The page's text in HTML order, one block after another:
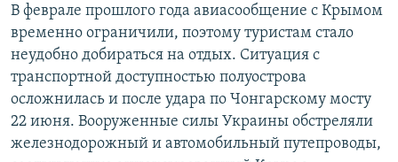
В феврале прошлого года авиасообщение с Крымом
временно ограничили, поэтому туристам стало
неудобно добираться на отдых. Ситуация с
транспортной доступностью полуострова
осложнилась и после удара по Чонгарскому мосту
22 июня. Вооруженные силы Украины обстреляли
железнодорожный и автомобильный путепроводы,